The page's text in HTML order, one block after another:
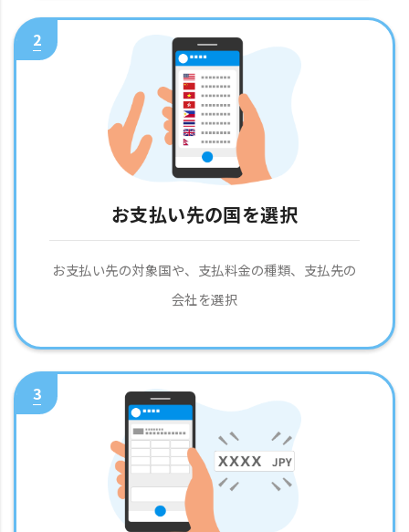
2
お支払い先の国を選択
お支払い先の対象国や、支払料金の種類、支払先の
会社を選択
3